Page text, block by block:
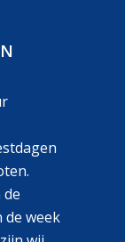
de
de week